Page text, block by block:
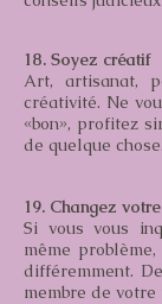
18. Soyez créatif
Art, artisanat,
créativité. Ne
«bon», profitez
de quelque chose.
19. Changez
Si vous vous
même
différemment.
membre de